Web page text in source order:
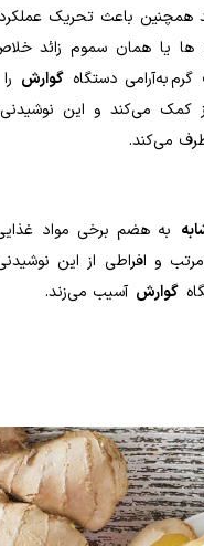
همچنین باعث تحریک
ها یا همان سموم زائد
گرم به‌آرامی دستگاه گوارش
کمک می‌کند و این
می‌کند.
به هضم برخی مواد
و افراطی از این
گوارش آسیب می‌زند.